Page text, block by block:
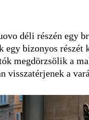
déli részén egy
egy bizonyos részét
megdörzsölik a
visszatérjenek a